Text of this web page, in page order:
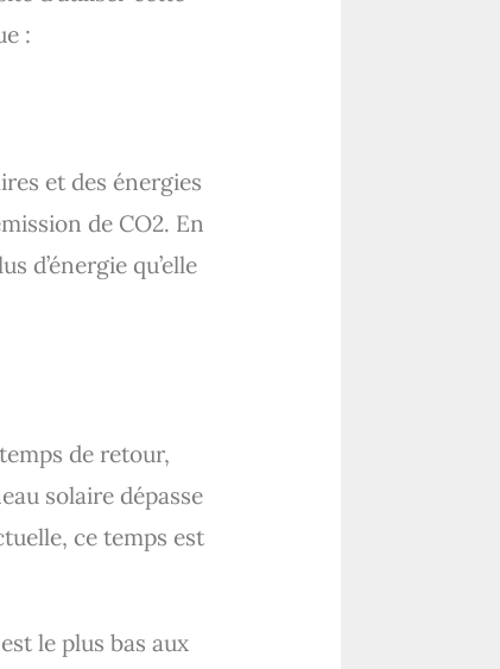
:
et des énergies
de CO2. En
d’énergie qu’elle
de retour,
solaire dépasse
ce temps est
le plus bas aux